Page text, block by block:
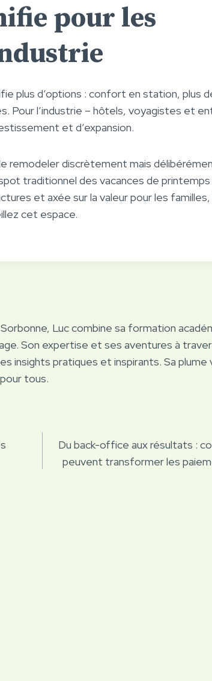
pour les
plus d’options : confort en station, plus
Pour l’industrie – hôtels, voyagistes et
et d’expansion.
remodeler discrètement mais
traditionnel des vacances de printemps
et axée sur la valeur pour les
cet espace.
Luc combine sa formation
Son expertise et ses aventures à
insights pratiques et inspirants. Sa plume
tous.
Du back-office aux résultats :
peuvent transformer les